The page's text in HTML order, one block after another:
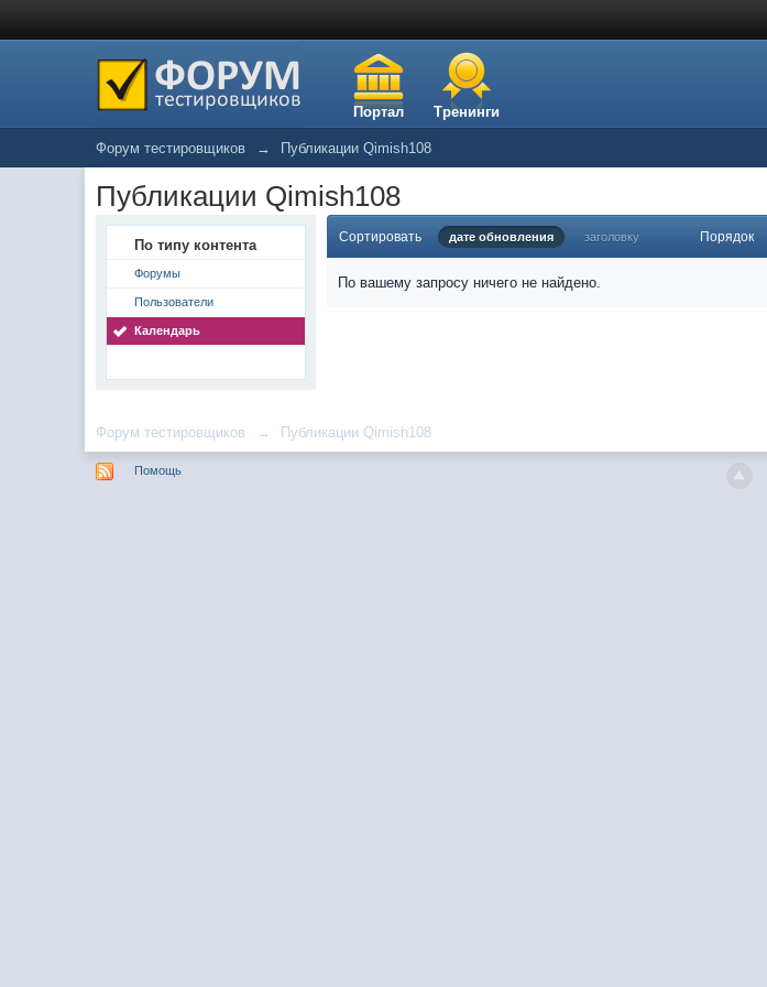
Портал Тренинги
Форум тестировщиков → Публикации Qimish108
Публикации Qimish108
По типу контента
Форумы
Пользователи
Календарь
Сортировать дате обновления заголовку Порядок
По вашему запросу ничего не найдено.
Форум тестировщиков → Публикации Qimish108
Помощь